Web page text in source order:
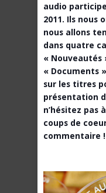
audio
2011. Ils nous
nous allons
dans quatre
« Nouveautés
« Documents
sur les titres
présentation
n’hésitez pas
coups de
commentaire !